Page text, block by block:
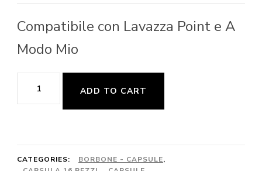
Compatibile con Lavazza Point e A
Modo Mio
Borbone
16pz.
quantity
ADD TO CART
CATEGORIES: BORBONE - CAPSULE,